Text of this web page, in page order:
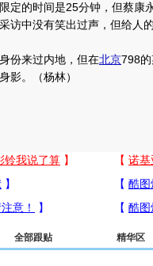
的时间是25分钟，但蔡康
访中没有笑出过声，但给人
来过内地，但在北京798
影。（杨林）
全部跟贴 精华区